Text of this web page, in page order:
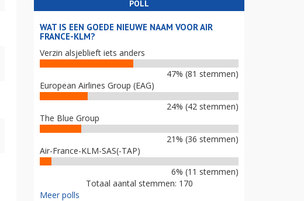
POLL
WAT IS EEN GOEDE NIEUWE NAAM VOOR AIR
FRANCE-KLM?
Verzin alsjeblieft iets anders
47% (81 stemmen)
European Airlines Group (EAG)
24% (42 stemmen)
The Blue Group
21% (36 stemmen)
Air-France-KLM-SAS(-TAP)
6% (11 stemmen)
Totaal aantal stemmen: 170
Meer polls